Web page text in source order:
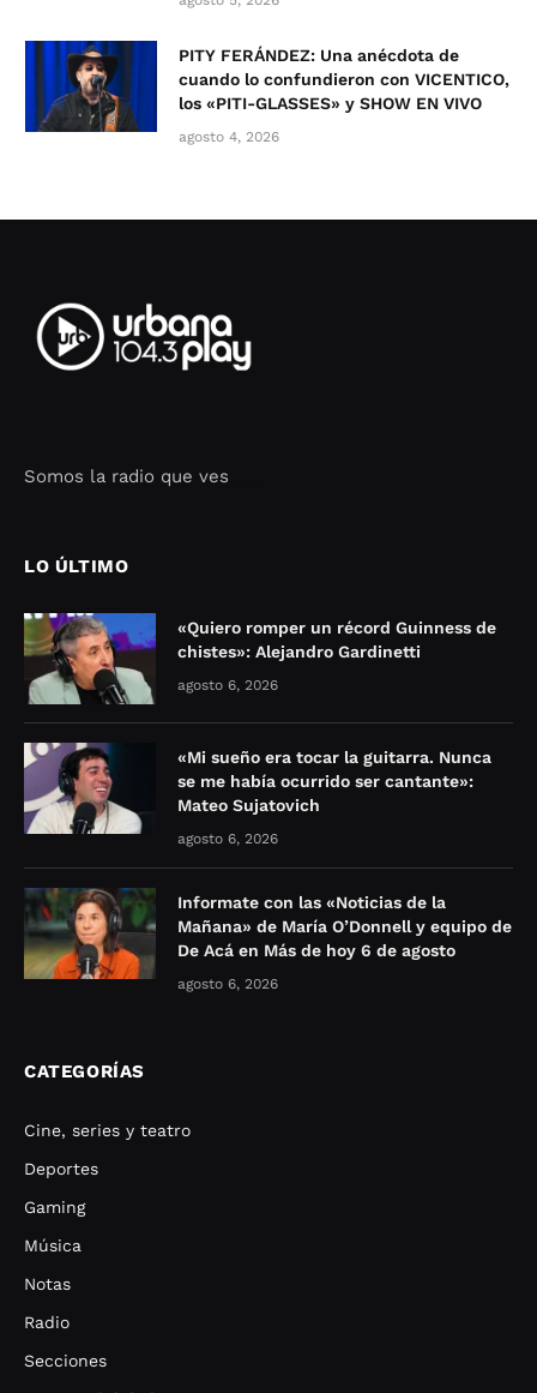
PITY FERÁNDEZ: Una anécdota de
cuando lo confundieron con VICENTICO,
los «PITI-GLASSES» y SHOW EN VIVO
agosto 4, 2026
Somos la radio que ves
LO ÚLTIMO
«Quiero romper un récord Guinness de
chistes»: Alejandro Gardinetti
agosto 6, 2026
«Mi sueño era tocar la guitarra. Nunca
se me había ocurrido ser cantante»:
Mateo Sujatovich
agosto 6, 2026
Informate con las «Noticias de la
Mañana» de María O’Donnell y equipo de
De Acá en Más de hoy 6 de agosto
agosto 6, 2026
CATEGORÍAS
Cine, series y teatro
Deportes
Gaming
Música
Notas
Radio
Secciones